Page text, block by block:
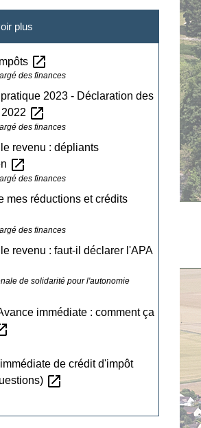
plus
open_in_new
des finances
2023 - Déclaration des
open_in_new
des finances
le revenu : dépliants
open_in_new
des finances
mes réductions et crédits
des finances
le revenu : faut-il déclarer l'APA
de solidarité pour l'autonomie
immédiate : comment ça
de crédit d'impôt
open_in_new